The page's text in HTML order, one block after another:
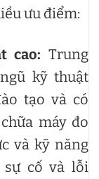
ưu điểm:
cao: Trung
kỹ thuật
tạo và có
máy đo
và kỹ năng
sự cố và lỗi